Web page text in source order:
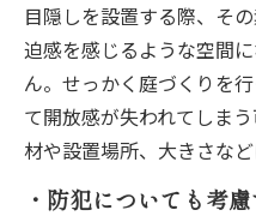
目隠しを設置する際、そ
迫感を感じるような空間
ん。せっかく庭づくりを
て開放感が失われてしま
材や設置場所、大きさな
・防犯についても考慮